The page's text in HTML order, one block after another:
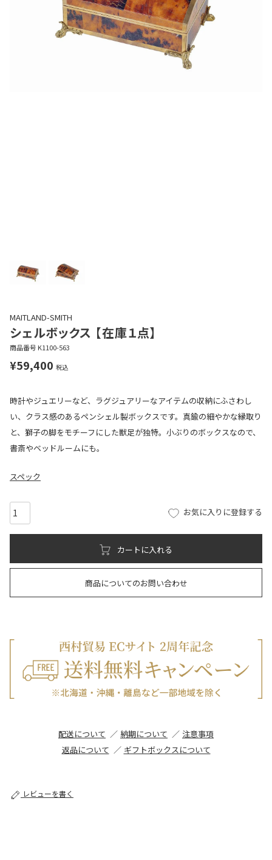
MAITLAND-SMITH
シェルボックス 【在庫１点】
商品番号 K1100-563
¥59,400 税込
時計やジュエリーなど、ラグジュアリーなアイテムの収納にふさわし
い、クラス感のあるペンシェル製ボックスです。真鍮の細やかな縁取り
と、獅子の脚をモチーフにした獣足が独特。小ぶりのボックスなので、
書斎やベッドルームにも。
スペック
お気に入りに登録する
カートに入れる
商品についてのお問い合わせ
配送について 納期について
注意事項
返品について
ギフトボックスについて
レビューを書く